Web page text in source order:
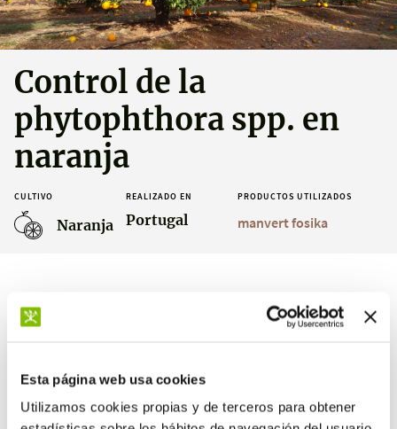
Esta página web usa cookies
Utilizamos cookies propias y de terceros para obtener
Control de la
phytophthora spp. en
naranja
CULTIVO
Naranja
REALIZADO EN
Portugal
PRODUCTOS UTILIZADOS
manvert fosika